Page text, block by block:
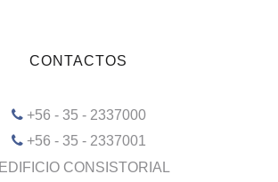
CONTACTOS
+56 - 35 - 2337000
+56 - 35 - 2337001
EDIFICIO CONSISTORIAL